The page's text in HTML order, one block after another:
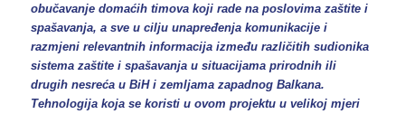
obučavanje domaćih timova koji rade na poslovima zaštite i
spašavanja, a sve u cilju unapređenja komunikacije i
razmjeni relevantnih informacija između različitih sudionika
sistema zaštite i spašavanja u situacijama prirodnih ili
drugih nesreća u BiH i zemljama zapadnog Balkana.
Tehnologija koja se koristi u ovom projektu u velikoj mjeri